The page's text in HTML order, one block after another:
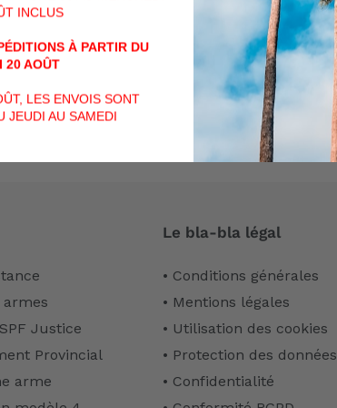
Soyez le premier à écrire un avis
armes
Justice
Provincial
arme
Le bla-bla légal
• Conditions générales
• Mentions légales
• Utilisation des cookies
• Protection des données
• Confidentialité
INCLUS
À PARTIR DU
20 AOÛT
LES ENVOIS SONT
JEUDI AU SAMEDI